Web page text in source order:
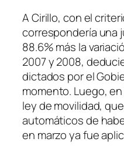
A Cirillo, con el
correspondería una
88.6% más la
2007 y 2008,
dictados por el
momento. Luego,
ley de movilidad,
automáticos de
en marzo ya fue